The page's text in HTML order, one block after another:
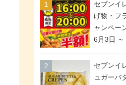
セブンイ
げ物・フ
ャンペー
6月3日 ～
などが「
ーセール
セブンイ
ュガーバ